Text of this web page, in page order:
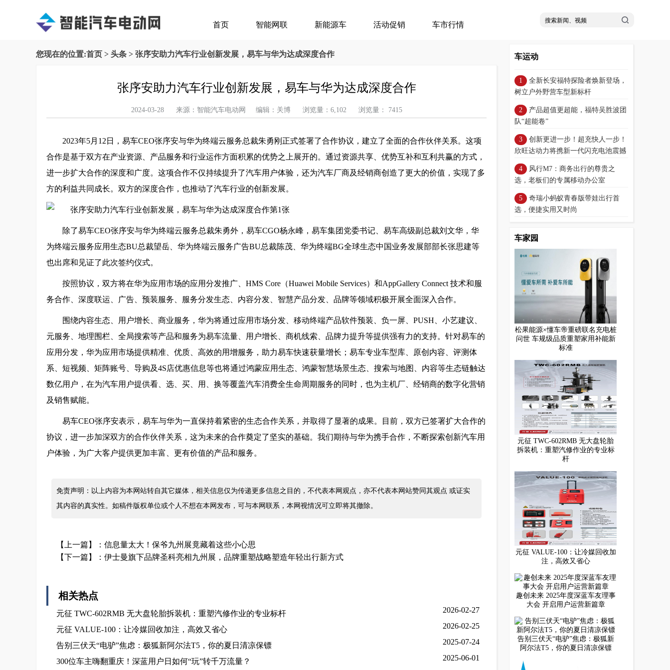
首页 智能网联 新能源车 活动促销 车市行情
您现在的位置:首页 > 头条 > 张序安助力汽车行业创新发展，易车与华为达成深度合作
张序安助力汽车行业创新发展，易车与华为达成深度合作
2024-03-28 来源：智能汽车电动网 编辑：关博 浏览量：6,102 浏览量： 7415
2023年5月12日，易车CEO张序安与华为终端云服务总裁朱勇刚正式签署了合作协议，建立了全面的合作伙伴关系。这项
合作是基于双方在产业资源、产品服务和行业运作方面积累的优势之上展开的。通过资源共享、优势互补和互利共赢的方式，
进一步扩大合作的深度和广度。这项合作不仅持续提升了汽车用户体验，还为汽车厂商及经销商创造了更大的价值，实现了多
方的利益共同成长。双方的深度合作，也推动了汽车行业的创新发展。
除了易车CEO张序安与华为终端云服务总裁朱勇外，易车CGO杨永峰，易车集团党委书记、易车高级副总裁刘文华，华
为终端云服务应用生态BU总裁望岳、华为终端云服务广告BU总裁陈茂、华为终端BG全球生态中国业务发展部部长张思建等
也出席和见证了此次签约仪式。
按照协议，双方将在华为应用市场的应用分发推广、HMS Core（Huawei Mobile Services）和AppGallery Connect 技术和服
务合作、深度联运、广告、预装服务、服务分发生态、内容分发、智慧产品分发、品牌等领域积极开展全面深入合作。
围绕内容生态、用户增长、商业服务，华为将通过应用市场分发、移动终端产品软件预装、负一屏、PUSH、小艺建议、
元服务、地理围栏、全局搜索等产品和服务为易车流量、用户增长、商机线索、品牌力提升等提供强有力的支持。针对易车的
应用分发，华为应用市场提供精准、优质、高效的用增服务，助力易车快速获量增长；易车专业车型库、原创内容、评测体
系、短视频、矩阵账号、导购及4S店优惠信息等也将通过鸿蒙应用生态、鸿蒙智慧场景生态、搜索与地图、内容等生态链触达
数亿用户，在为汽车用户提供看、选、买、用、换等覆盖汽车消费全生命周期服务的同时，也为主机厂、经销商的数字化营销
及销售赋能。
易车CEO张序安表示，易车与华为一直保持着紧密的生态合作关系，并取得了显著的成果。目前，双方已签署扩大合作的
协议，进一步加深双方的合作伙伴关系，这为未来的合作奠定了坚实的基础。我们期待与华为携手合作，不断探索创新汽车用
户体验，为广大客户提供更加丰富、更有价值的产品和服务。
免责声明：以上内容为本网站转自其它媒体，相关信息仅为传递更多信息之目的，不代表本网观点，亦不代表本网站赞同其观点 或证实
其内容的真实性。如稿件版权单位或个人不想在本网发布，可与本网联系，本网视情况可立即将其撤除。
【上一篇】： 信息量太大！保爷九州展竟藏着这些小心思
【下一篇】： 伊士曼旗下品牌圣科亮相九州展，品牌重塑战略塑造年轻出行新方式
相关热点
元征 TWC-602RMB 无大盘轮胎拆装机：重塑汽修作业的专业标杆 2026-02-27
元征 VALUE-100：让冷媒回收加注，高效又省心 2026-02-25
告别三伏天“电驴”焦虑：极狐新阿尔法T5，你的夏日清凉保镖 2025-07-24
300位车主嗨翻重庆！深蓝用户日如何“玩”转千万流量？
2025-06-01
车运动
全新长安福特探险者焕新登场，
树立户外野营车型新标杆
产品超值更超能，福特吴胜波团
队“超能卷”
创新更进一步！超充快人一步！
欣旺达动力将携新一代闪充电池震撼
发布
风行M7：商务出行的尊贵之
选，老板们的专属移动办公室
奇瑞小蚂蚁青春版带娃出行首
选，便捷实用又时尚
车家园
松果能源×懂车帝重磅联名充电桩
问世 车规级品质重塑家用补能新
标准
元征 TWC-602RMB 无大盘轮胎
拆装机：重塑汽修作业的专业标
杆
元征 VALUE-100：让冷媒回收加
注，高效又省心
趣创未来 2025年度深蓝车友理事
大会 开启用户运营新篇章
告别三伏天“电驴”焦虑：极狐新
阿尔法T5，你的夏日清凉保镖